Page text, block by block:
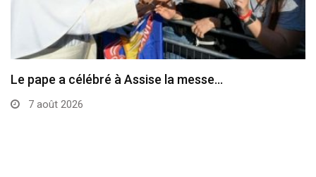
Le pape a célébré à Assise la messe…
7 août 2026